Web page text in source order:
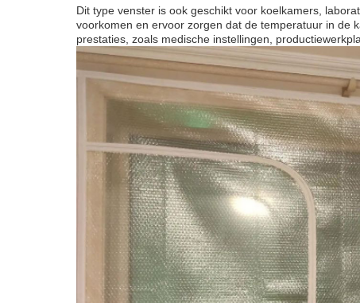
Dit type venster is ook geschikt voor koelkamers,
voorkomen en ervoor zorgen dat de temperatuur in de
prestaties, zoals medische instellingen,